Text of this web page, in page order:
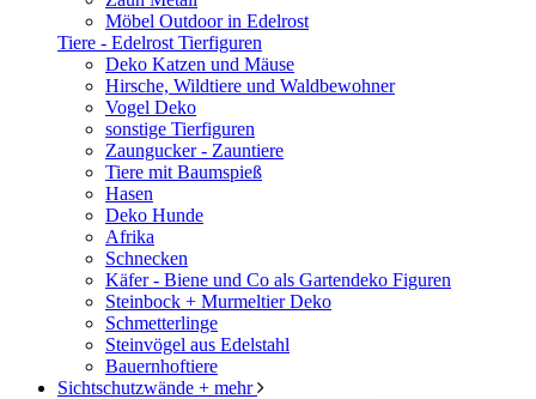
Möbel Outdoor in Edelrost
Tiere - Edelrost Tierfiguren
Deko Katzen und Mäuse
Hirsche, Wildtiere und Waldbewohner
Vogel Deko
sonstige Tierfiguren
Zaungucker - Zauntiere
Tiere mit Baumspieß
Hasen
Deko Hunde
Afrika
Schnecken
Käfer - Biene und Co als Gartendeko Figuren
Steinbock + Murmeltier Deko
Schmetterlinge
Steinvögel aus Edelstahl
Bauernhoftiere
Sichtschutzwände + mehr